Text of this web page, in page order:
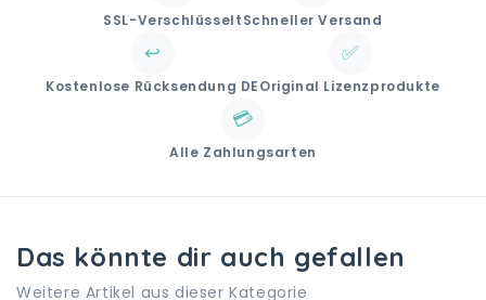
SSL-VerschlüsseltSchneller Versand
↩️
Kostenlose Rücksendung DE
✅
Original Lizenzprodukte
💳
Alle Zahlungsarten
Das könnte dir auch gefallen
Weitere Artikel aus dieser Kategorie